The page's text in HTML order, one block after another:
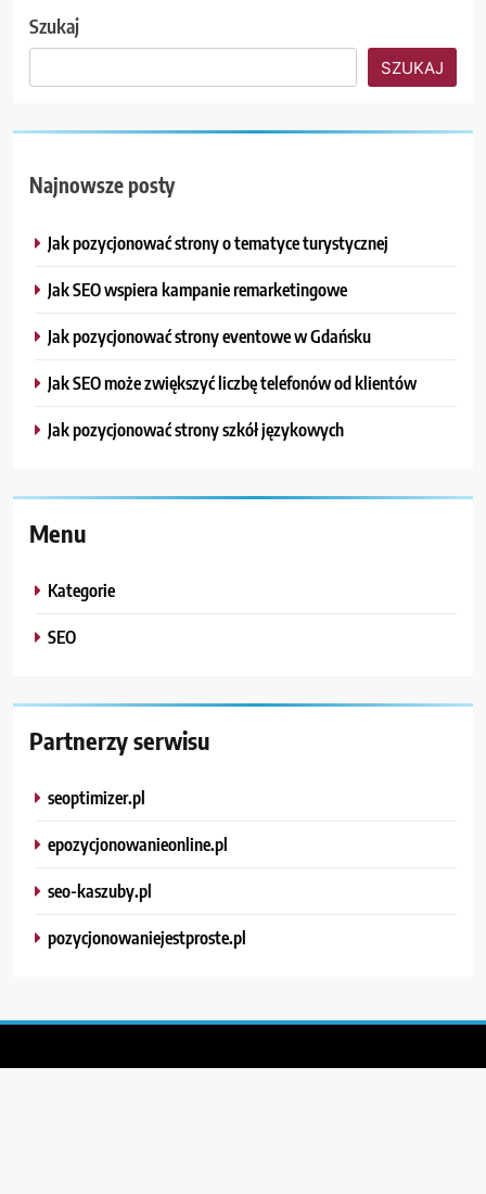
Szukaj
SZUKAJ
Najnowsze posty
Jak pozycjonować strony o tematyce turystycznej
Jak SEO wspiera kampanie remarketingowe
Jak pozycjonować strony eventowe w Gdańsku
Jak SEO może zwiększyć liczbę telefonów od klientów
Jak pozycjonować strony szkół językowych
Menu
Kategorie
SEO
Partnerzy serwisu
seoptimizer.pl
epozycjonowanieonline.pl
seo-kaszuby.pl
pozycjonowaniejestproste.pl